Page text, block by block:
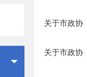
关于市政协
关于市政协